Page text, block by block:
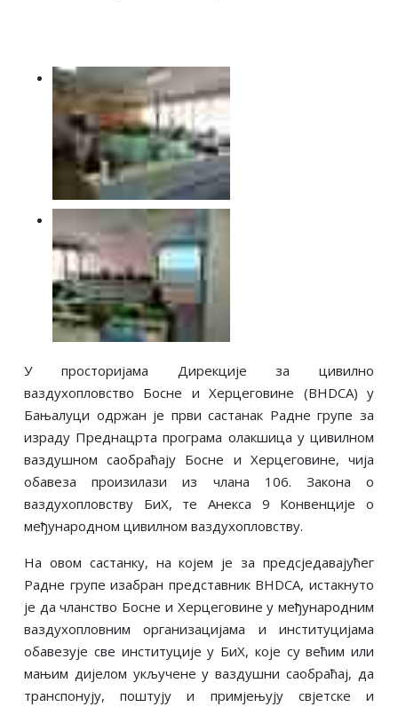
У просторијама Дирекције за цивилно
ваздухопловство Босне и Херцеговине (BHDCA) у
Бањалуци одржан је први састанак Радне групе за
израду Преднацрта програма олакшица у цивилном
ваздушном саобраћају Босне и Херцеговине, чија
обавеза произилази из члана 106. Закона о
ваздухопловству БиХ, те Анекса 9 Конвенције о
међународном цивилном ваздухопловству.
На овом састанку, на којем је за предсједавајућег
Радне групе изабран представник BHDCA, истакнуто
је да чланство Босне и Херцеговине у међународним
ваздухопловним организацијама и институцијама
обавезује све институције у БиХ, које су већим или
мањим дијелом укључене у ваздушни саобраћај, да
транспонују, поштују и примјењују свјетске и